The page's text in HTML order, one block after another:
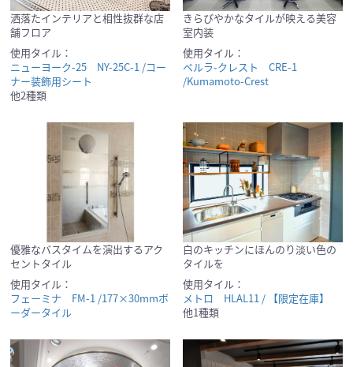
洒落たインテリアと相性抜群な店
舗フロア
使用タイル：
ニューヨーク-25 NY-25C-1 /コー
ナー装飾用シート
他2種類
きらびやかなタイルが映える美容
室内装
使用タイル：
ペルラ-クレスト CRE-1
/Kumamoto-Crest
優雅なバスタイムを演出するアク
セントタイル
使用タイル：
フェーミナ FM-1 /177×30mmボ
ーダータイル
白のキッチンにほんのり淡い色の
タイルを
使用タイル：
メトロ HLAL11 / 【限定在庫】
他1種類